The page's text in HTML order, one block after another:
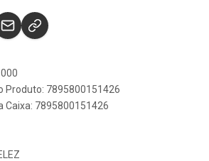
Produto: 7895800151426
Caixa: 7895800151426